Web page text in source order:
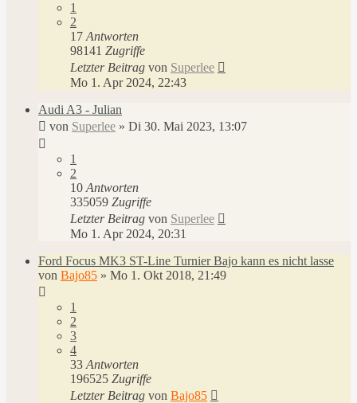
1
2
17 Antworten
98141 Zugriffe
Letzter Beitrag von Superlee
Mo 1. Apr 2024, 22:43
Audi A3 - Julian
von Superlee » Di 30. Mai 2023, 13:07
1
2
10 Antworten
335059 Zugriffe
Letzter Beitrag von Superlee
Mo 1. Apr 2024, 20:31
Ford Focus MK3 ST-Line Turnier Bajo kann es nicht lasse
von Bajo85 » Mo 1. Okt 2018, 21:49
1
2
3
4
33 Antworten
196525 Zugriffe
Letzter Beitrag von Bajo85